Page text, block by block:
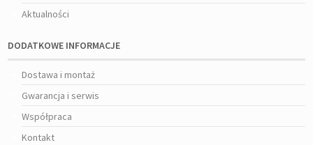
Aktualności
DODATKOWE INFORMACJE
Dostawa i montaż
Gwarancja i serwis
Współpraca
Kontakt